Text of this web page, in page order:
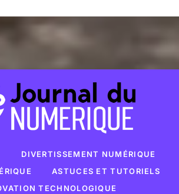
DIVERTISSEMENT NUMÉRIQUE
ASTUCES ET TUTORIELS
TECHNOLOGIQUE